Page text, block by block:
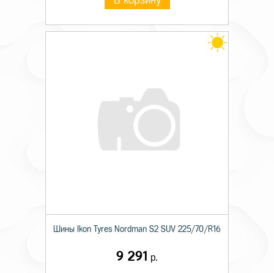
Шины Ikon Tyres Nordman S2 SUV 225/70/R16
9 291 р.